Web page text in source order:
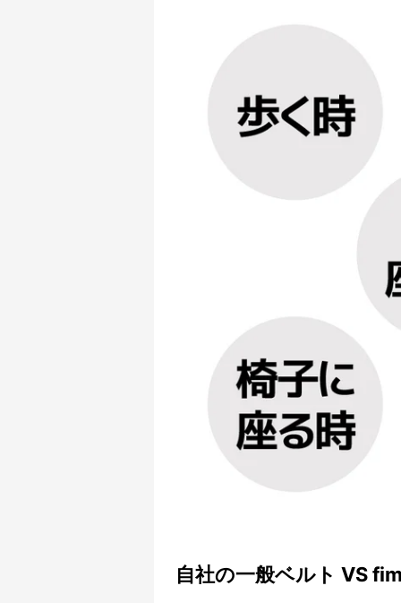
自社の一般ベルト VS